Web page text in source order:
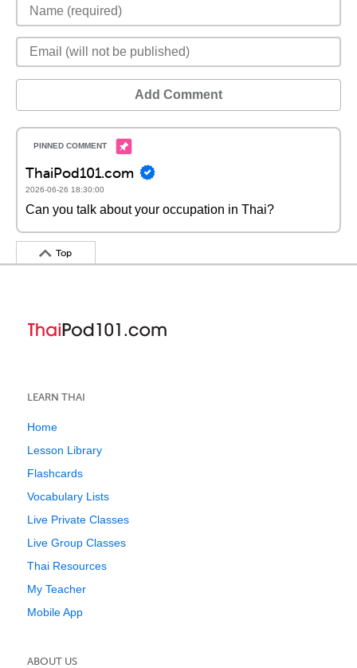
Add Comment
ThaiPod101.com
2026-06-26 18:30:00
Can you talk about your occupation in Thai?
Top
LEARN THAI
Home
Lesson Library
Flashcards
Vocabulary Lists
Live Private Classes
Live Group Classes
Thai Resources
My Teacher
Mobile App
ABOUT US